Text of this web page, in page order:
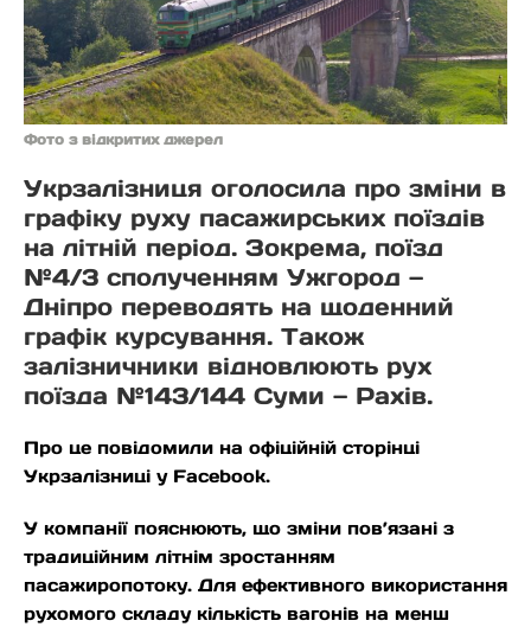
Фото з відкритих джерел
Укрзалізниця оголосила про зміни в
графіку руху пасажирських поїздів
на літній період. Зокрема, поїзд
№4/3 сполученням Ужгород —
Дніпро переводять на щоденний
графік курсування. Також
залізничники відновлюють рух
поїзда №143/144 Суми — Рахів.
Про це повідомили на офіційній сторінці
Укрзалізниці у Facebook.
У компанії пояснюють, що зміни пов’язані з
традиційним літнім зростанням
пасажиропотоку. Для ефективного використання
рухомого складу кількість вагонів на менш